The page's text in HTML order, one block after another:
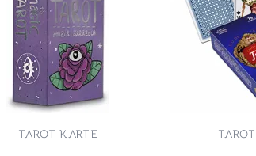
TAROT KARTE